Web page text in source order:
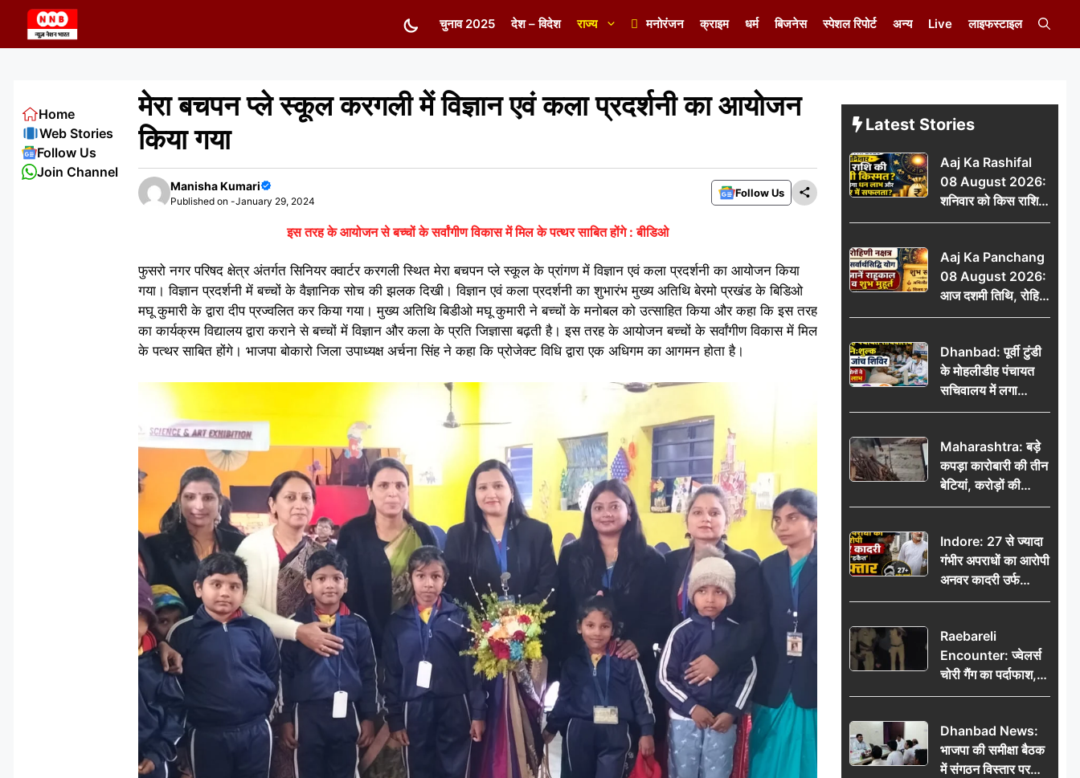
content
चुनाव 2025 देश – विदेश राज्य मनोरंजन क्राइम धर्म बिजनेस स्पेशल रिपोर्ट अन्य Live लाइफस्टाइल
मेरा बचपन प्ले स्कूल करगली में विज्ञान एवं कला प्रदर्शनी का आयोजन
किया गया
Manisha Kumari
Published on -January 29, 2024
Follow Us
इस तरह के आयोजन से बच्चों के सर्वांगीण विकास में मिल के पत्थर साबित होंगे : बीडिओ
फुसरो नगर परिषद क्षेत्र अंतर्गत सिनियर क्वार्टर करगली स्थित मेरा बचपन प्ले स्कूल के प्रांगण में विज्ञान एवं कला प्रदर्शनी का आयोजन किया
गया। विज्ञान प्रदर्शनी में बच्चों के वैज्ञानिक सोच की झलक दिखी। विज्ञान एवं कला प्रदर्शनी का शुभारंभ मुख्य अतिथि बेरमो प्रखंड के बिडिओ
मघू कुमारी के द्वारा दीप प्रज्वलित कर किया गया। मुख्य अतिथि बिडीओ मघू कुमारी ने बच्चों के मनोबल को उत्साहित किया और कहा कि इस तरह
का कार्यक्रम विद्यालय द्वारा कराने से बच्चों में विज्ञान और कला के प्रति जिज्ञासा बढ़ती है। इस तरह के आयोजन बच्चों के सर्वांगीण विकास में मिल
के पत्थर साबित होंगे। भाजपा बोकारो जिला उपाध्यक्ष अर्चना सिंह ने कहा कि प्रोजेक्ट विधि द्वारा एक अधिगम का आगमन होता है।
Home
Web Stories
Follow Us
Join Channel
Latest Stories
Aaj Ka Rashifal
08 August 2026:
शनिवार को किस राशि
की चमकेगी किस्मत,
और करियर में सफलता?
Aaj Ka Panchang
08 August 2026:
आज दशमी तिथि, रोहिणी
नक्षत्र और सर्वार्थसिद्धि
शुभ मुहूर्त
Dhanbad: पूर्वी टुंडी
के मोहलीडीह पंचायत
सचिवालय में लगा
निःशुल्क स्वास्थ्य जांच
उठाया लाभ
Maharashtra: बड़े
कपड़ा कारोबारी की तीन
बेटियां, करोड़ों की
कमाई… फिर भी पिता
अंतिम दिन, 5100 रुपये
भेजकर कहा– अंतिम
संस्कार कर दीजिए हम
नहीं आ पाएंगे
Indore: 27 से ज्यादा
गंभीर अपराधों का आरोपी
अनवर कादरी उर्फ
‘डकैत’ गिरफ्तार, इंदौर
Raebareli
Encounter: ज्वेलर्स
चोरी गैंग का पर्दाफाश,
पुलिस मुठभेड़ में दो
किलो चांदी बरामद
Dhanbad News:
भाजपा की समीक्षा बैठक
में संगठन विस्तार पर